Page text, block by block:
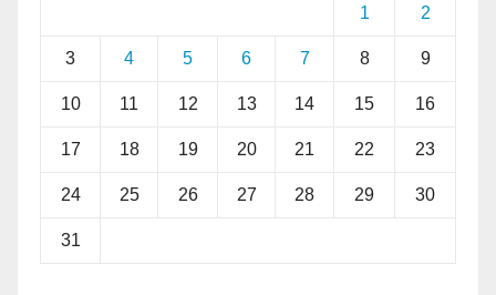
1 2
3 4 5 6 7 8 9
10 11 12 13 14 15 16
17 18 19 20 21 22 23
24 25 26 27 28 29 30
31